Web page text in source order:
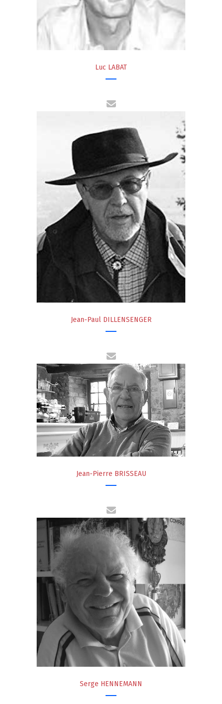
Luc LABAT
Jean-Paul DILLENSENGER
Jean-Pierre BRISSEAU
Serge HENNEMANN